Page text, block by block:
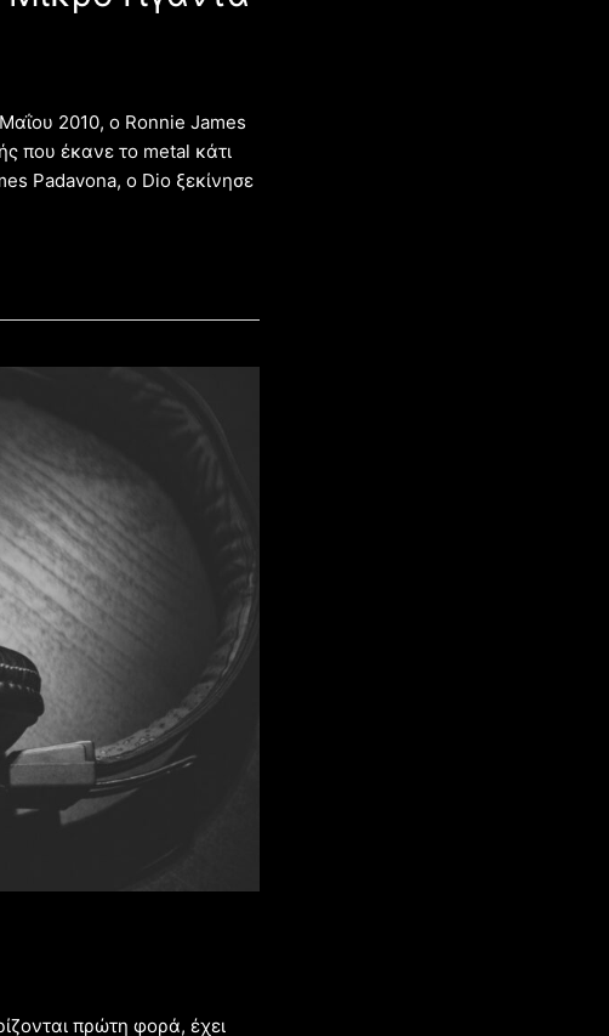
2010, ο Ronnie James
που έκανε το metal κάτι
Padavona, ο Dio ξεκίνησε
πρώτη φορά, έχει